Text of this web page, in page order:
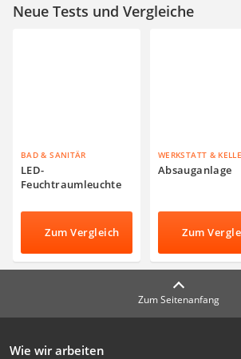
Neue Tests und Vergleiche
BAD & SANITÄR
LED-
Feuchtraumleuchte
Zum Vergleich
WERKSTATT &
Absauganlage
Zum
Zum Seitenanfang
Wie wir arbeiten